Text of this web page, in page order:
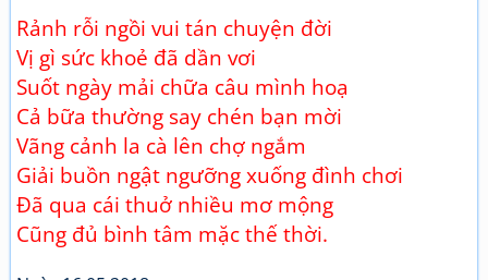
Rảnh rỗi ngồi vui tán chuyện đời
Vị gì sức khoẻ đã dần vơi
Suốt ngày mải chữa câu mình hoạ
Cả bữa thường say chén bạn mời
Vãng cảnh la cà lên chợ ngắm
Giải buồn ngật ngưỡng xuống đình chơi
Đã qua cái thuở nhiều mơ mộng
Cũng đủ bình tâm mặc thế thời.